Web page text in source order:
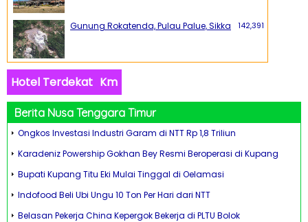
Gunung Rokatenda, Pulau Palue, Sikka 142,391
Hotel Terdekat Km
Berita Nusa Tenggara Timur
Ongkos Investasi Industri Garam di NTT Rp 1,8 Triliun
Karadeniz Powership Gokhan Bey Resmi Beroperasi di Kupang
Bupati Kupang Titu Eki Mulai Tinggal di Oelamasi
Indofood Beli Ubi Ungu 10 Ton Per Hari dari NTT
Belasan Pekerja China Kepergok Bekerja di PLTU Bolok